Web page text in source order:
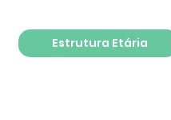
Estrutura Etária